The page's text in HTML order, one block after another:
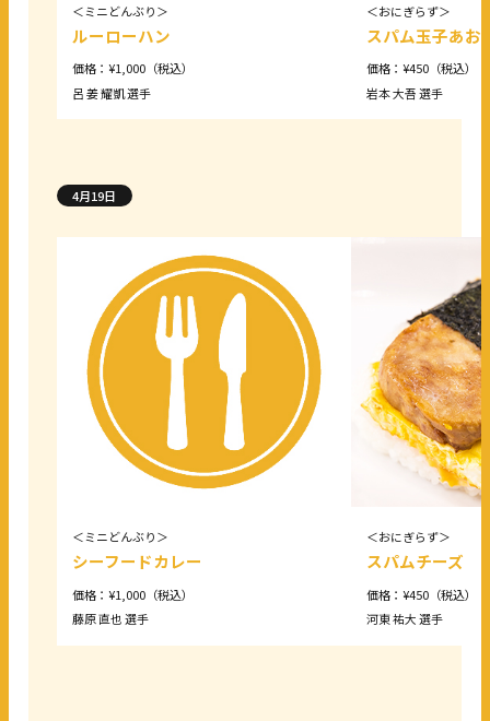
＜ミニどんぶり＞
ルーローハン
価格：¥1,000（税込）
呂 姜 耀凱 選手
＜おにぎらず＞
スパム玉子あお
価格：¥450（税込）
岩本 大吾 選手
4月19日
＜ミニどんぶり＞
シーフードカレー
価格：¥1,000（税込）
藤原 直也 選手
＜おにぎらず＞
スパムチーズ
価格：¥450（税込）
河東 祐大 選手